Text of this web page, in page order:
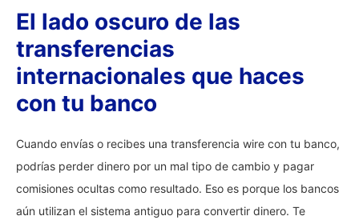
El lado oscuro de las
transferencias
internacionales que haces
con tu banco
Cuando envías o recibes una transferencia wire con tu banco,
podrías perder dinero por un mal tipo de cambio y pagar
comisiones ocultas como resultado. Eso es porque los bancos
aún utilizan el sistema antiguo para convertir dinero. Te